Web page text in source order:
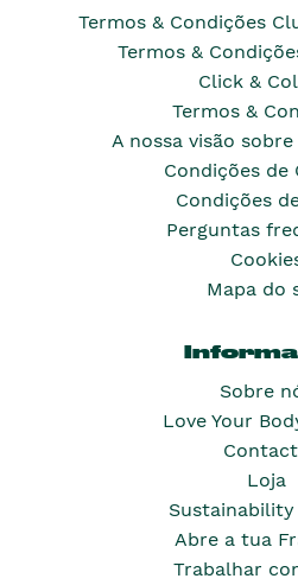
Termos & Condições
Termos &
Click &
Termos &
A nossa visão
Condições de
Condições
Perguntas
Mapa do
Sobre
Love Your
Loja
Abre a tua
Trabalhar